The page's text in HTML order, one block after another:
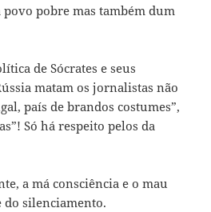
pobre mas também dum
de Sócrates e seus
matam os jornalistas não
país de brandos costumes”,
Só há respeito pelos da
a má consciência e o mau
do silenciamento.